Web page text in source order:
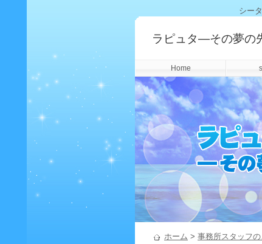
シー
ラピュタ―その夢の
Home
ホーム > 事務所スタッフの